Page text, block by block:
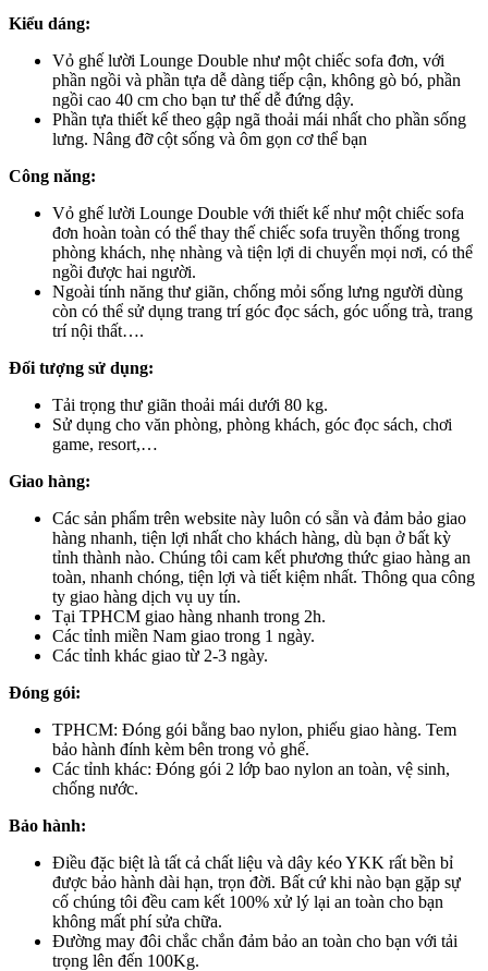
Kiểu dáng:
Vỏ ghế lười Lounge Double như một chiếc sofa đơn, với
phần ngồi và phần tựa dễ dàng tiếp cận, không gò bó, phần
ngồi cao 40 cm cho bạn tư thế dễ đứng dậy.
Phần tựa thiết kế theo gập ngã thoải mái nhất cho phần sống
lưng. Nâng đỡ cột sống và ôm gọn cơ thể bạn
Công năng:
Vỏ ghế lười Lounge Double với thiết kế như một chiếc sofa
đơn hoàn toàn có thể thay thế chiếc sofa truyền thống trong
phòng khách, nhẹ nhàng và tiện lợi di chuyển mọi nơi, có thể
ngồi được hai người.
Ngoài tính năng thư giãn, chống mỏi sống lưng người dùng
còn có thể sử dụng trang trí góc đọc sách, góc uống trà, trang
trí nội thất….
Đối tượng sử dụng:
Tải trọng thư giãn thoải mái dưới 80 kg.
Sử dụng cho văn phòng, phòng khách, góc đọc sách, chơi
game, resort,…
Giao hàng:
Các sản phẩm trên website này luôn có sẵn và đảm bảo giao
hàng nhanh, tiện lợi nhất cho khách hàng, dù bạn ở bất kỳ
tỉnh thành nào. Chúng tôi cam kết phương thức giao hàng an
toàn, nhanh chóng, tiện lợi và tiết kiệm nhất. Thông qua công
ty giao hàng dịch vụ uy tín.
Tại TPHCM giao hàng nhanh trong 2h.
Các tỉnh miền Nam giao trong 1 ngày.
Các tỉnh khác giao từ 2-3 ngày.
Đóng gói:
TPHCM: Đóng gói bằng bao nylon, phiếu giao hàng. Tem
bảo hành đính kèm bên trong vỏ ghế.
Các tỉnh khác: Đóng gói 2 lớp bao nylon an toàn, vệ sinh,
chống nước.
Bảo hành:
Điều đặc biệt là tất cả chất liệu và dây kéo YKK rất bền bỉ
được bảo hành dài hạn, trọn đời. Bất cứ khi nào bạn gặp sự
cố chúng tôi đều cam kết 100% xử lý lại an toàn cho bạn
không mất phí sửa chữa.
Đường may đôi chắc chắn đảm bảo an toàn cho bạn với tải
trọng lên đến 100Kg.